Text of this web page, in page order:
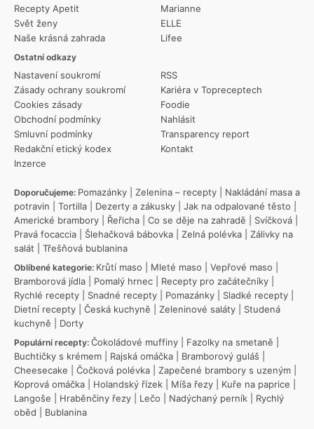
Recepty Apetit
Svět ženy
Naše krásná zahrada
Ostatní odkazy
Nastavení soukromí
Zásady ochrany soukromí
Cookies zásady
Obchodní podmínky
Smluvní podmínky
Redakční etický kodex
Inzerce
RSS
Kariéra v Topreceptech
Foodie
Nahlásit
Transparency report
Kontakt
Marianne
ELLE
Lifee
Doporučujeme: Pomazánky Zelenina – recepty
Nakládání masa a
potravin
Tortilla Dezerty a zákusky Jak na odpalované těsto
Americké brambory
Řeřicha Co se děje na zahradě Svíčková
Pravá focaccia
Šlehačková bábovka Zelná polévka
Zálivky na
salát
Třešňová bublanina
Oblíbené kategorie: Krůtí maso Mleté maso Vepřové maso
Bramborová jídla
Pomalý hrnec Recepty pro začátečníky
Rychlé recepty
Snadné recepty Pomazánky Sladké recepty
Dietní recepty
Česká kuchyně Zeleninové saláty
Studená
kuchyně
Dorty
Populární recepty: Čokoládové muffiny Fazolky na smetaně
Buchtičky s krémem
Rajská omáčka Bramborový guláš
Cheesecake
Čočková polévka Zapečené brambory s uzeným
Koprová omáčka
Holandský řízek Míša řezy Kuře na paprice
Langoše
Hraběnčiny řezy Lečo Nadýchaný perník
Rychlý
oběd
Bublanina